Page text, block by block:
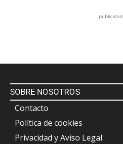
publicidad
SOBRE NOSOTROS
Contacto
Política de cookies
Privacidad y Aviso Legal